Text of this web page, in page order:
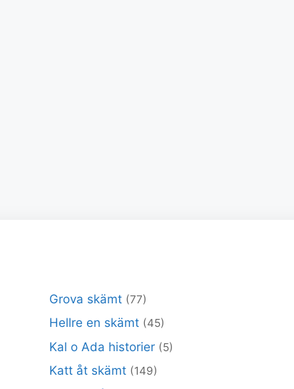
Grova skämt (77)
Hellre en skämt (45)
Kal o Ada historier (5)
Katt åt skämt (149)